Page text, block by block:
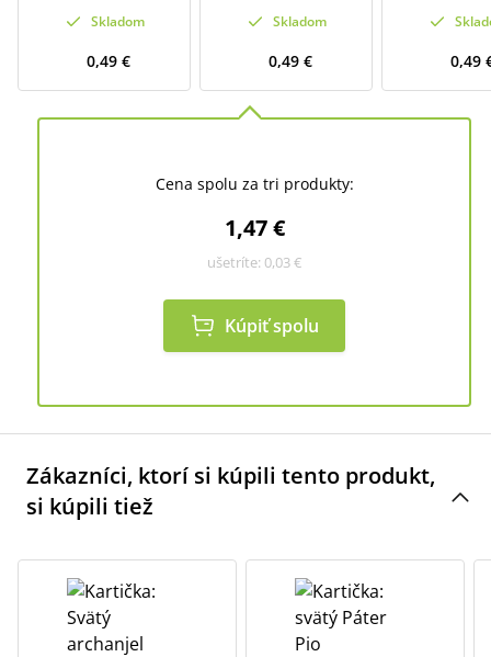
Skladom
0,49 €
Skladom
0,49 € 0,49
Cena spolu za tri produkty:
1,47 €
ušetríte: 0,03 €
Kúpiť spolu
Zákazníci, ktorí si kúpili tento produkt,
si kúpili tiež